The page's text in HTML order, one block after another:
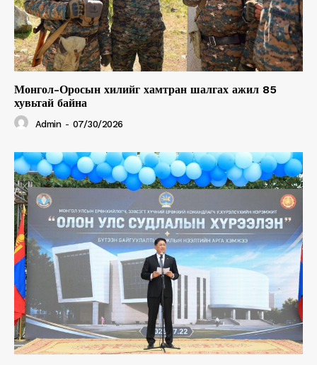
Монгол-Оросын хилийг хамтран шалгах ажил 85
хувьтай байна
Admin - 07/30/2026